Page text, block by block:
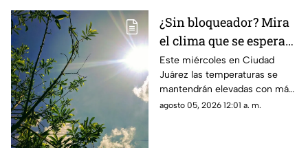
¿Sin bloqueador? Mira
el clima que se espera
para hoy, 5 de agosto,
en Ciudad Juárez
Este miércoles en Ciudad
Juárez las temperaturas se
mantendrán elevadas con más
de 40 grados
agosto 05, 2026 12:01 a. m.